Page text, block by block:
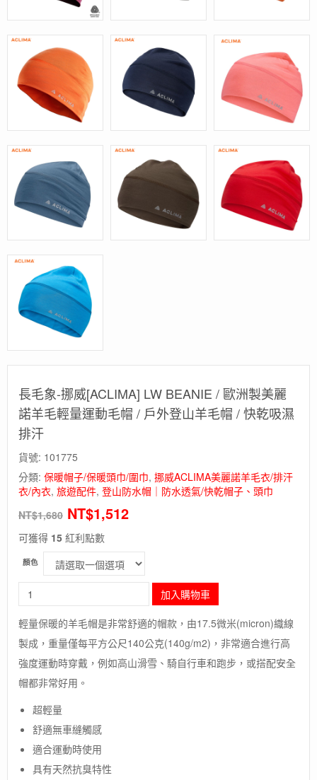
長毛象-挪威[ACLIMA] LW BEANIE / 歐洲製美麗
諾羊毛輕量運動毛帽 / 戶外登山羊毛帽 / 快乾吸濕
排汗
貨號: 101775
分類: 保暖帽子/保暖頭巾/圍巾, 挪威ACLIMA美麗諾羊毛衣/排汗
衣/內衣, 旅遊配件, 登山防水帽｜防水透氣/快乾帽子、頭巾
NT$1,680 NT$1,512
可獲得 15 紅利點數
顏色
毛
象-
挪
威
[ACLIMA]
BEANIE
歐
洲
麗
加入購物車
輕量保暖的羊毛帽是非常舒適的帽款，由17.5微米(micron)織線
製成，重量僅每平方公尺140公克(140g/m2)，非常適合進行高
強度運動時穿戴，例如高山滑雪、騎自行車和跑步，或搭配安全
帽都非常好用。
超輕量
舒適無車縫觸感
適合運動時使用
具有天然抗臭特性